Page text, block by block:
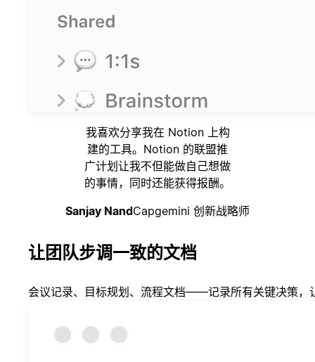
我喜欢分享我在 Notion 上构
建的工具。Notion 的联盟推
广计划让我不但能做自己想做
的事情，同时还能获得报酬。
Sanjay NandCapgemini 创新战略师
让团队步调一致的文档
会议记录、目标规划、流程文档——记录所有关键决策，